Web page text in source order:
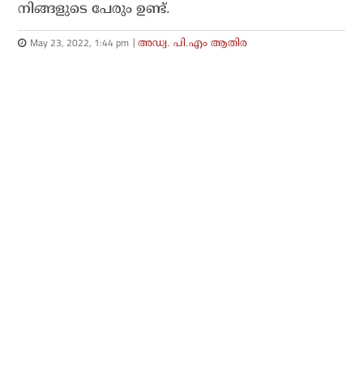
നിങ്ങളുടെ പേരും ഉണ്ട്.
May 23, 2022, 1:44 pm അഡ്വ. പി.എം ആതിര